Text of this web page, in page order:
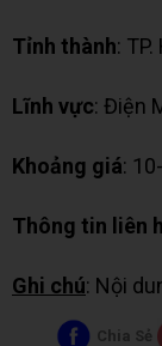
Tỉnh thành: TP.
Lĩnh vực: Điện
Khoảng giá:
Thông tin liên
Ghi chú: Nội
Chia Sẻ